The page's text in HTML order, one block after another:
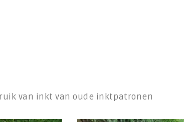
van inkt van oude inktpatronen